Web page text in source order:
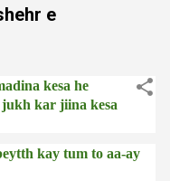
e
kesa he
kar jiina kesa
kay tum to aa-ay